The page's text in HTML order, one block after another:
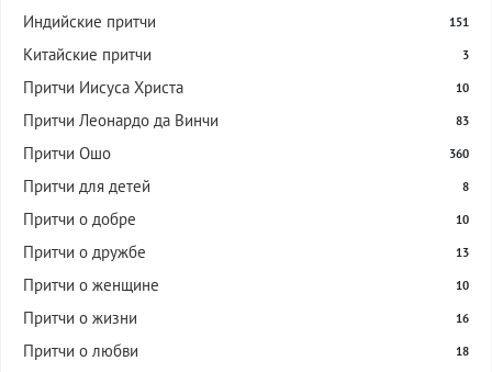
Индийские притчи 151
Китайские притчи 3
Притчи Иисуса Христа 10
Притчи Леонардо да Винчи 83
Притчи Ошо 360
Притчи для детей 8
Притчи о добре 10
Притчи о дружбе 13
Притчи о женщине 10
Притчи о жизни 16
Притчи о любви 18